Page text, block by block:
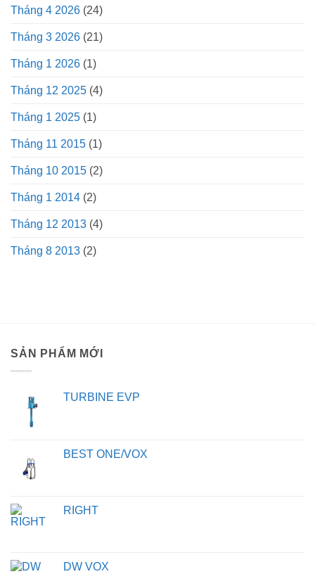
Tháng 4 2026 (24)
Tháng 3 2026 (21)
Tháng 1 2026 (1)
Tháng 12 2025 (4)
Tháng 1 2025 (1)
Tháng 11 2015 (1)
Tháng 10 2015 (2)
Tháng 1 2014 (2)
Tháng 12 2013 (4)
Tháng 8 2013 (2)
SẢN PHẨM MỚI
TURBINE EVP
BEST ONE/VOX
RIGHT
DW VOX